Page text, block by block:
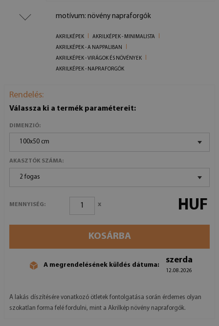
motívum: növény napraforgók
AKRILKÉPEK
AKRILKÉPEK - MINIMALISTA
AKRILKÉPEK - A NAPPALIBAN
AKRILKÉPEK - VIRÁGOK ÉS NÖVÉNYEK
AKRILKÉPEK - NAPRAFORGÓK
Rendelés:
Válassza ki a termék paramétereit:
DIMENZIÓ:
100x50 cm
AKASZTÓK SZÁMA:
2 fogas
MENNYISÉG: x HUF
KOSÁRBA
A megrendelésének küldés dátuma:
szerda
12.08.2026
A lakás díszítésére vonatkozó ötletek fontolgatása során érdemes olyan
szokatlan forma felé fordulni, mint a Akrilkép növény napraforgók.